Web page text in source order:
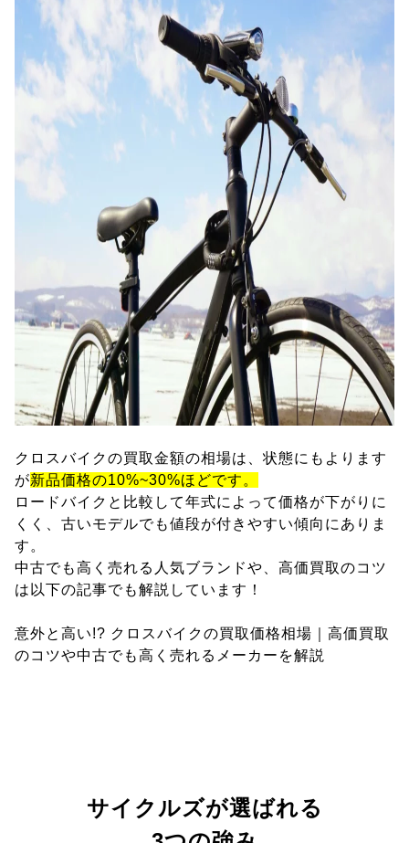
クロスバイクの買取金額の相場は、状態にもよります
が新品価格の10%~30%ほどです。
ロードバイクと比較して年式によって価格が下がりに
くく、古いモデルでも値段が付きやすい傾向にありま
す。
中古でも高く売れる人気ブランドや、高価買取のコツ
は以下の記事でも解説しています！
意外と高い!? クロスバイクの買取価格相場｜高価買取
のコツや中古でも高く売れるメーカーを解説
サイクルズが選ばれる